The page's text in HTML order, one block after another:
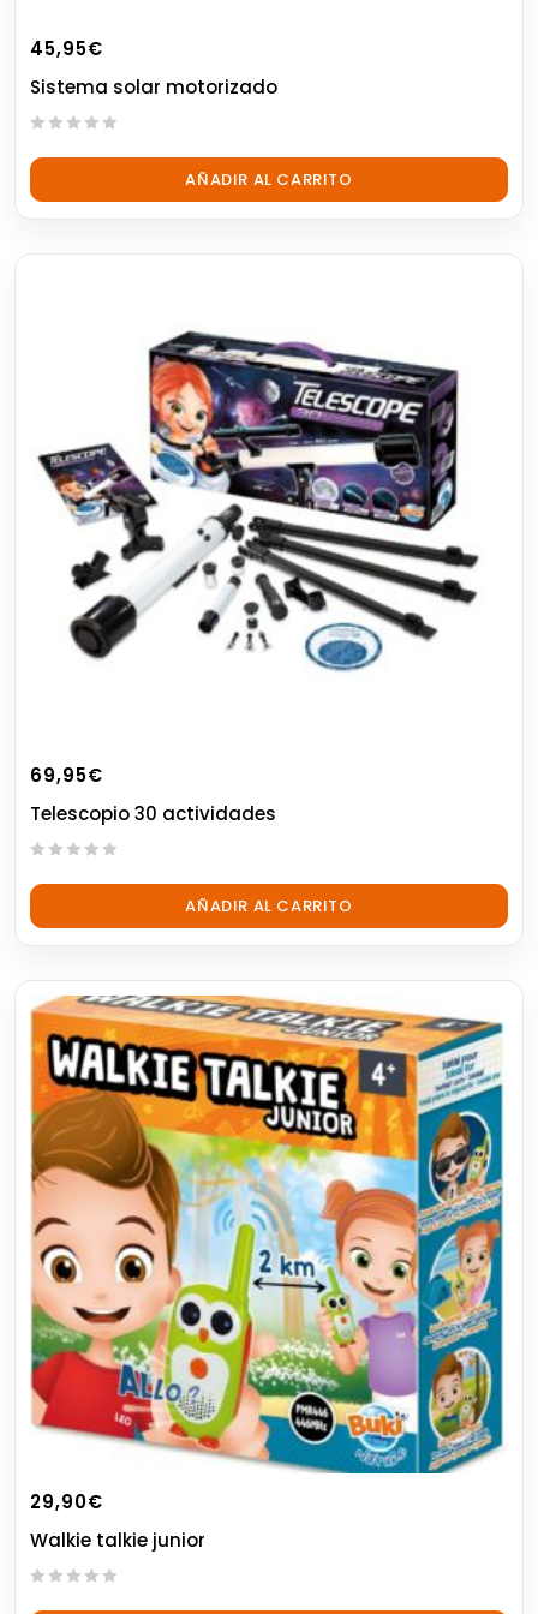
45,95€
Sistema solar motorizado
out
AÑADIR AL CARRITO
69,95€
Telescopio 30 actividades
out
AÑADIR AL CARRITO
29,90€
Walkie talkie junior